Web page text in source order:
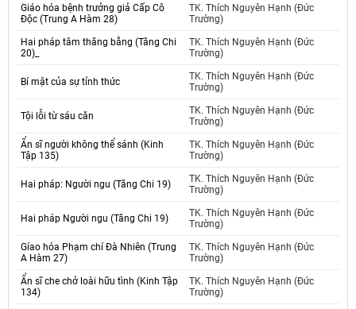
Giáo hóa bệnh trưởng giả Cấp Cô
Độc (Trung A Hàm 28)
TK. Thích Nguyên Hạnh (Đức
Trường)
Hai pháp tâm thăng bằng (Tăng Chi
20)_
TK. Thích Nguyên Hạnh (Đức
Trường)
Bí mật của sự tỉnh thức
TK. Thích Nguyên Hạnh (Đức
Trường)
Tội lỗi từ sáu căn
TK. Thích Nguyên Hạnh (Đức
Trường)
Ẩn sĩ người không thể sánh (Kinh
Tập 135)
TK. Thích Nguyên Hạnh (Đức
Trường)
Hai pháp: Người ngu (Tăng Chi 19)
TK. Thích Nguyên Hạnh (Đức
Trường)
Hai pháp Người ngu (Tăng Chi 19)
TK. Thích Nguyên Hạnh (Đức
Trường)
Gíao hóa Phạm chí Đà Nhiên (Trung
A Hàm 27)
TK. Thích Nguyên Hạnh (Đức
Trường)
Ẩn sĩ che chở loài hữu tình (Kinh Tập
134)
TK. Thích Nguyên Hạnh (Đức
Trường)